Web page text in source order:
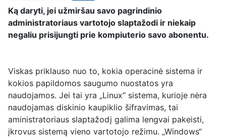
Ką daryti, jei užmiršau savo pagrindinio
administratoriaus vartotojo slaptažodi ir niekaip
negaliu prisijungti prie kompiuterio savo abonentu.
Viskas priklauso nuo to, kokia operacinė sistema ir
kokios papildomos saugumo nuostatos yra
naudojamos. Jei tai yra „Linux“ sistema, kurioje nėra
naudojamas diskinio kaupiklio šifravimas, tai
aministratoriaus slaptažodį galima lengvai pakeisti,
įkrovus sistemą vieno vartotojo režimu. „Windows“